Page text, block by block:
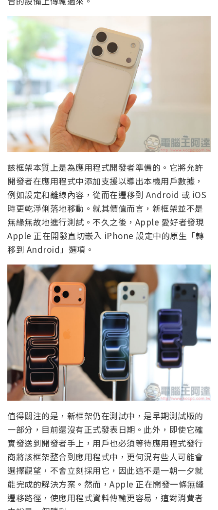
該框架本質上是為應用程式開發者準備的。它將允許
開發者在應用程式中添加支援以導出本機用戶數據，
例如設定和離線內容，從而在遷移到 Android 或 iOS
時更乾淨俐落地移動。就其價值而言，新框架並不是
無緣無故地進行測試。不久之後，Apple 愛好者發現
Apple 正在開發直切嵌入 iPhone 設定中的原生「轉
移到 Android」選項。
值得關注的是，新框架仍在測試中，是早期測試版的
一部分，目前還沒有正式發表日期。此外，即使它確
實發送到開發者手上，用戶也必須等待應用程式發行
商將該框架整合到應用程式中，更何況有些人可能會
選擇觀望，不會立刻採用它，因此這不是一朝一夕就
能完成的解決方案。然而，Apple 正在開發一條無縫
遷移路徑，使應用程式資料傳輸更容易，這對消費者